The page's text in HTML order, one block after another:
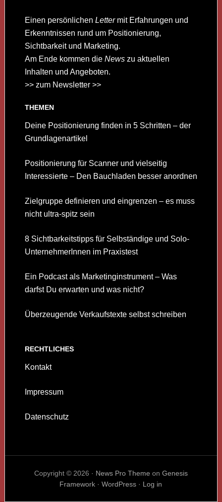
Einen persönlichen Letter mit Erfahrungen und
Erkenntnissen rund um Positionierung,
Sichtbarkeit und Marketing.
Am Ende kommen die News zu aktuellen
Inhalten und Angeboten.
>> zum Newsletter >>
THEMEN
Deine Positionierung finden in 5 Schritten – der
Grundlagenartikel
Positionierung für Scanner und vielseitig
Interessierte – Den Bauchladen besser anordnen
Zielgruppe definieren und eingrenzen – es muss
nicht ultra-spitz sein
8 Sichtbarkeitstipps für Selbständige und Solo-
UnternehmerInnen im Praxistest
Ein Podcast als Marketinginstrument – Was
darfst Du erwarten und was nicht?
Überzeugende Verkaufstexte selbst schreiben
RECHTLICHES
Kontakt
Impressum
Datenschutz
Copyright © 2026 · News Pro Theme on Genesis
Framework ·WordPress · Log in